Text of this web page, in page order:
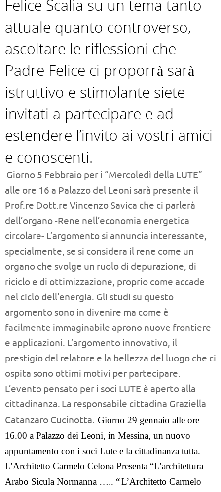
Felice Scalia su un tema tanto
attuale quanto controverso,
ascoltare le riflessioni che
Padre Felice ci proporrà sarà
istruttivo e stimolante siete
invitati a partecipare e ad
estendere l’invito ai vostri amici
e conoscenti.
Giorno 5 Febbraio per i “Mercoledì della LUTE”
alle ore 16 a Palazzo del Leoni sarà presente il
Prof.re Dott.re Vincenzo Savica che ci parlerà
dell’organo -Rene nell’economia energetica
circolare- L’argomento si annuncia interessante,
specialmente, se si considera il rene come un
organo che svolge un ruolo di depurazione, di
riciclo e di ottimizzazione, proprio come accade
nel ciclo dell’energia. Gli studi su questo
argomento sono in divenire ma come è
facilmente immaginabile aprono nuove frontiere
e applicazioni. L’argomento innovativo, il
prestigio del relatore e la bellezza del luogo che ci
ospita sono ottimi motivi per partecipare.
L’evento pensato per i soci LUTE è aperto alla
cittadinanza. La responsabile cittadina Graziella
Catanzaro Cucinotta. Giorno 29 gennaio alle ore
16.00 a Palazzo dei Leoni, in Messina, un nuovo
appuntamento con i soci Lute e la cittadinanza tutta.
L’Architetto Carmelo Celona Presenta “L’architettura
Arabo Sicula Normanna ….. “L’Architetto Carmelo